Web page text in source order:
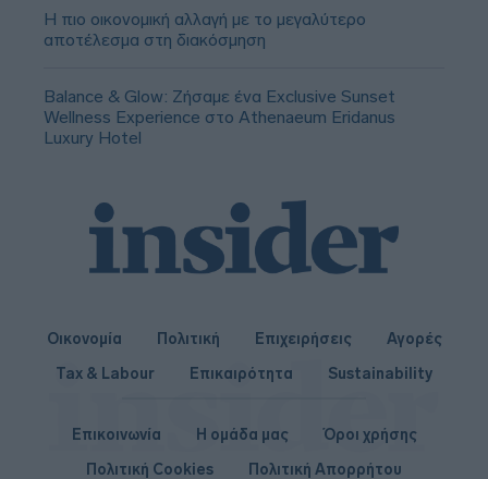
Η πιο οικονομική αλλαγή με το μεγαλύτερο
αποτέλεσμα στη διακόσμηση
Balance & Glow: Ζήσαμε ένα Exclusive Sunset
Wellness Experience στο Athenaeum Eridanus
Luxury Hotel
Οικονομία Πολιτική Επιχειρήσεις
Αγορές
Tax & Labour
Επικαιρότητα Sustainability
Επικοινωνία Η ομάδα μας
Όροι χρήσης
Πολιτική Cookies
Πολιτική Απορρήτου